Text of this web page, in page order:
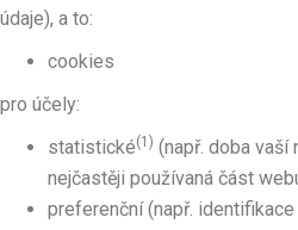
údaje), a to:
cookies
pro účely:
statistické(1) (např. doba vaší
nejčastěji používaná část
preferenční (např.